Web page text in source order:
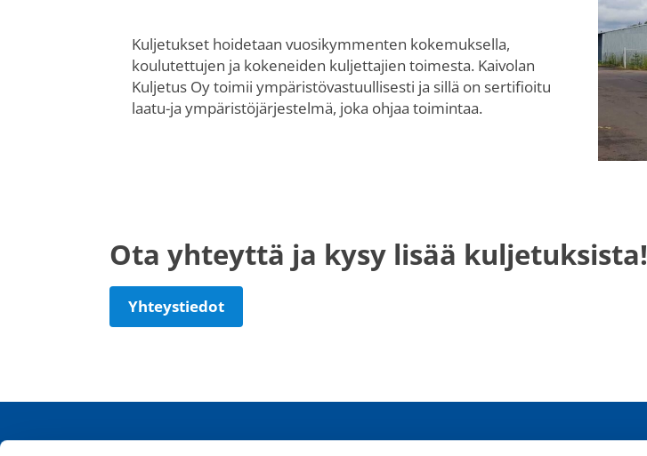
Kuljetukset hoidetaan vuosikymmenten kokemuksella,
koulutettujen ja kokeneiden kuljettajien toimesta. Kaivolan
Kuljetus Oy toimii ympäristövastuullisesti ja sillä on sertifioitu
laatu-ja ympäristöjärjestelmä, joka ohjaa toimintaa.
Ota yhteyttä ja kysy lisää kuljetuksista!
Yhteystiedot